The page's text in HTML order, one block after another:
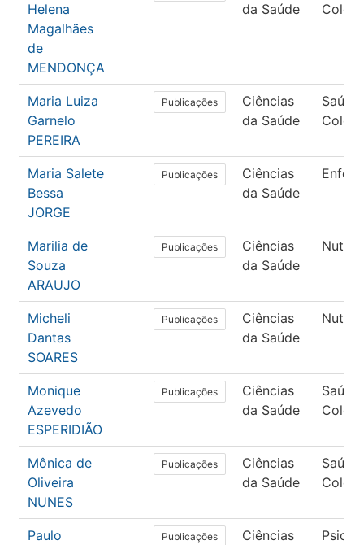
Helena
Magalhães
de
MENDONÇA
da Saúde
Maria Luiza
Garnelo
PEREIRA
Publicações
Ciências
da Saúde
Saúde
Maria Salete
Bessa
JORGE
Publicações
Ciências
da Saúde
Marilia de
Souza
ARAUJO
Publicações
Ciências
da Saúde
Micheli
Dantas
SOARES
Publicações
Ciências
da Saúde
Monique
Azevedo
ESPERIDIÃO
Publicações
Ciências
da Saúde
Saúde
Mônica de
Oliveira
NUNES
Publicações
Ciências
da Saúde
Saúde
Paulo
Publicações
Ciências